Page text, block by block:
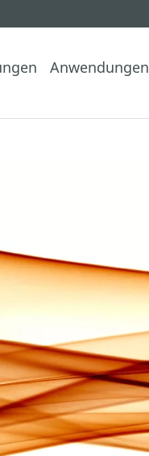
Anwendungen